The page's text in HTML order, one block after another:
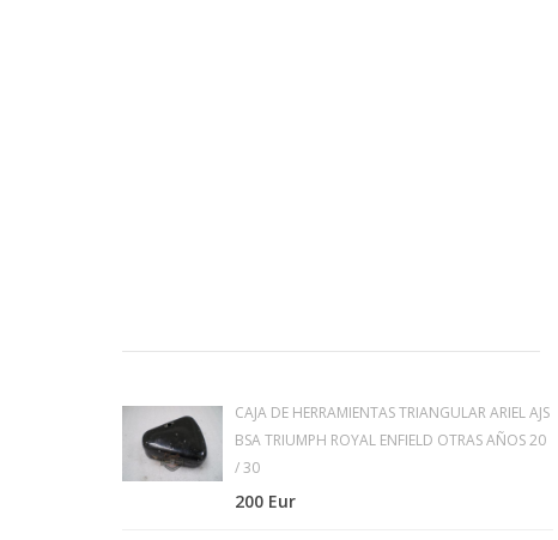
CAJA DE HERRAMIENTAS TRIANGULAR ARIEL AJS
BSA TRIUMPH ROYAL ENFIELD OTRAS AÑOS 20
/ 30
200 Eur